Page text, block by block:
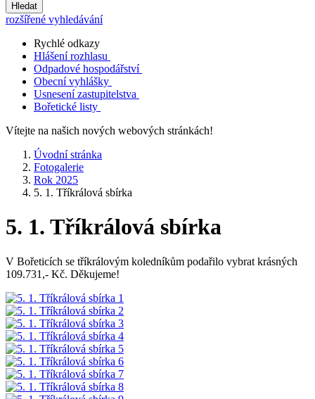
Hledat
rozšířené vyhledávání
Rychlé odkazy
Hlášení rozhlasu
Odpadové hospodářství
Obecní vyhlášky
Usnesení zastupitelstva
Bořetické listy
Vítejte na našich nových webových stránkách!
Úvodní stránka
Fotogalerie
Rok 2025
5. 1. Tříkrálová sbírka
5. 1. Tříkrálová sbírka
V Bořeticích se tříkrálovým koledníkům podařilo vybrat krásných
109.731,- Kč. Děkujeme!